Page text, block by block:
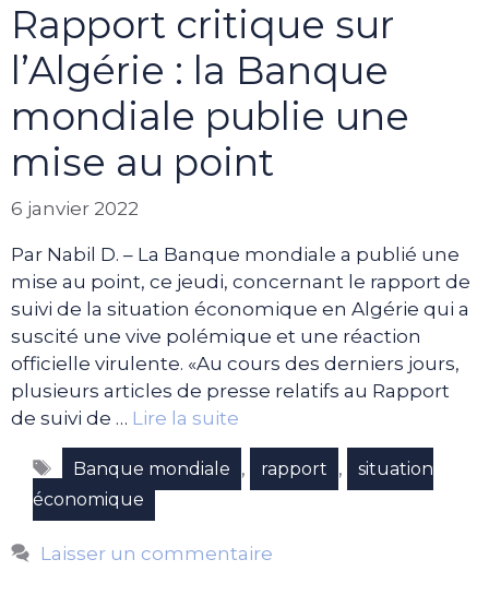
Rapport critique sur
l’Algérie : la Banque
mondiale publie une
mise au point
6 janvier 2022
Par Nabil D. – La Banque mondiale a publié une
mise au point, ce jeudi, concernant le rapport de
suivi de la situation économique en Algérie qui a
suscité une vive polémique et une réaction
officielle virulente. «Au cours des derniers jours,
plusieurs articles de presse relatifs au Rapport
de suivi de … Lire la suite
Étiquettes
Banque mondiale , rapport ,
situation
économique
Laisser un commentaire